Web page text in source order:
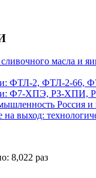
масла и
ФТЛ-2, ФТЛ-2-66,
Ф7-ХПЭ, РЗ-
Россия и
выход:
8,022 раз